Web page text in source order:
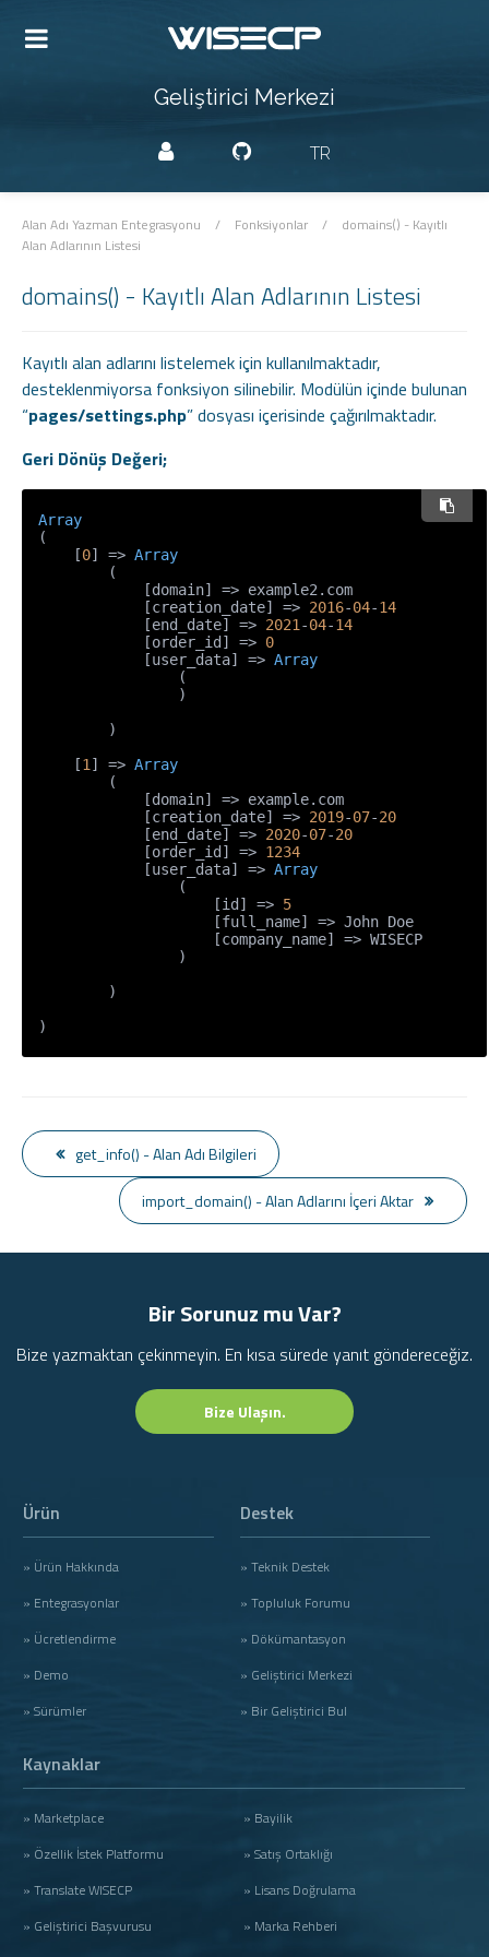
Geliştirici Merkezi
TR
Alan Adı Yazman Entegrasyonu / Fonksiyonlar /
domains() - Kayıtlı
Alan Adlarının Listesi
domains() - Kayıtlı Alan Adlarının Listesi
Kayıtlı alan adlarını listelemek için kullanılmaktadır,
desteklenmiyorsa fonksiyon silinebilir. Modülün içinde bulunan
“pages/settings.php” dosyası içerisinde çağırılmaktadır.
Geri Dönüş Değeri;
Array
(
    [
0] => Array
            [creation_date] =>
2016-04-14
            [end_date] =>
2021 -04-14
            [order_id] =>
0
            [user_data] =>
Array
    [
1 ] => Array
            [creation_date] =>
2019-07-20
            [end_date] =>
2020-07-20
            [order_id] =>
1234
            [user_data] =>
Array
                    [id] =>
5
get_info() - Alan Adı Bilgileri
import_domain() - Alan Adlarını İçeri Aktar
Bir Sorunuz mu Var?
Bize yazmaktan çekinmeyin. En kısa sürede yanıt göndereceğiz.
Bize Ulaşın.
Ürün
» Ürün Hakkında
» Entegrasyonlar
» Ücretlendirme
» Demo
» Sürümler
Destek
» Teknik Destek
» Topluluk Forumu
» Dökümantasyon
» Geliştirici Merkezi
» Bir Geliştirici Bul
Kaynaklar
» Marketplace
» Özellik İstek Platformu
» Translate WISECP
» Geliştirici Başvurusu
» Bayilik
» Satış Ortaklığı
» Lisans Doğrulama
» Marka Rehberi